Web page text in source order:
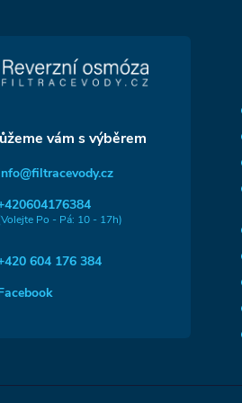
@filtracevody.cz
604 176 384